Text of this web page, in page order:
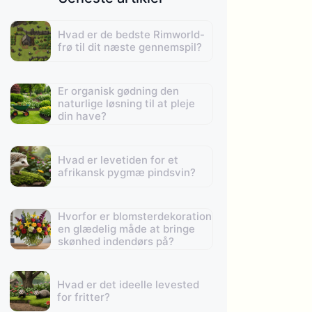
Hvad er de bedste Rimworld-
frø til dit næste gennemspil?
Er organisk gødning den
naturlige løsning til at pleje
din have?
Hvad er levetiden for et
afrikansk pygmæ pindsvin?
Hvorfor er blomsterdekoration
en glædelig måde at bringe
skønhed indendørs på?
Hvad er det ideelle levested
for fritter?